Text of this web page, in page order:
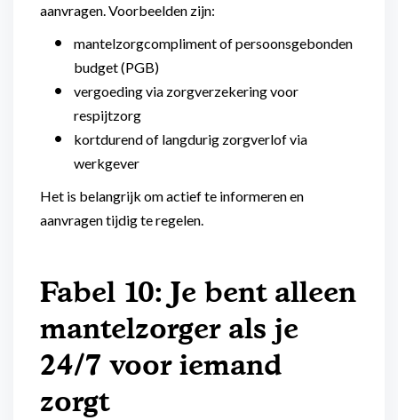
aanvragen. Voorbeelden zijn:
mantelzorgcompliment of persoonsgebonden
budget (PGB)
vergoeding via zorgverzekering voor
respijtzorg
kortdurend of langdurig zorgverlof via
werkgever
Het is belangrijk om actief te informeren en
aanvragen tijdig te regelen.
Fabel 10: Je bent alleen
mantelzorger als je
24/7 voor iemand
zorgt